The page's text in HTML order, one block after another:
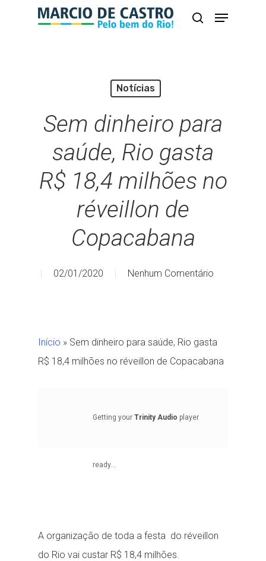
busca
Menu
Notícias
Sem dinheiro para
saúde, Rio gasta
R$ 18,4 milhões no
réveillon de
Copacabana
02/01/2020 Nenhum Comentário
Início » Sem dinheiro para saúde, Rio gasta
R$ 18,4 milhões no réveillon de Copacabana
Getting your Trinity Audio player
ready...
A organização de toda a festa do réveillon
do Rio vai custar R$ 18,4 milhões.